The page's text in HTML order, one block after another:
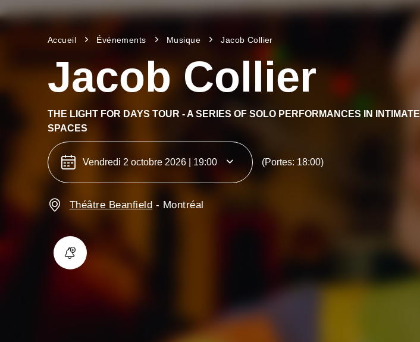
Accueil Événements Musique Jacob Collier
Jacob Collier
THE LIGHT FOR DAYS TOUR - A SERIES OF SOLO PERFORMANCES IN INTIMATE
SPACES
Vendredi 2 octobre 2026 | 19:00 (Portes: 18:00)
Théâtre Beanfield - Montréal